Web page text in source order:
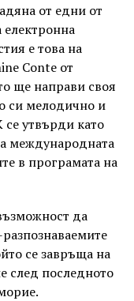
от едни от
е това на
Conte от
ще направи своя
си мелодично и
се утвърди като
международната
в програмата на
да
се завръща на
след последното